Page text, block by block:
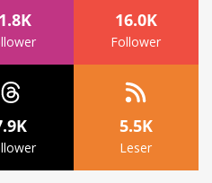
16.0K
Follower
5.5K
Leser